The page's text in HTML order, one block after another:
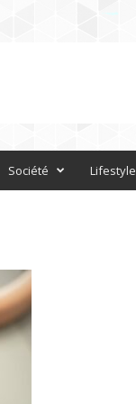
Société Lifestyle